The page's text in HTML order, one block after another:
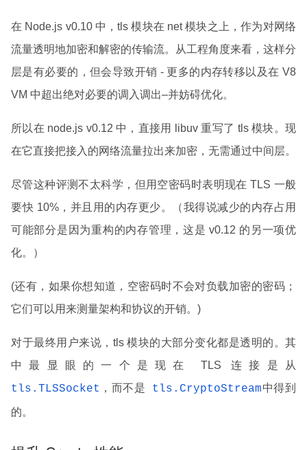
在 Node.js v0.10 中，tls 模块在 net 模块之上，作为对网络
流量透明地加密和解密的传输流。从工程角度来看，这样分
层是有必要的，但会导致开销 - 更多的内存转移以及在 V8
VM 中超出绝对必要的调入调出–并妨碍优化。
所以在 node.js v0.12 中，直接用 libuv 重写了 tls 模块。现
在它直接把接入的网络流量拉出来加密，无需通过中间层。
尽管这种评测不太科学，但用空密码时表明现在 TLS 一般
要快 10%，并且用的内存更少。（我得说减少的内存占用
可能部分是因为重构的内存管理，这是 v0.12 的另一项优
化。）
(还有，如果你想知道，空密码时不会对负载加密的密码；
它们可以用来测量架构和协议的开销。)
对于最终用户来说，tls 模块的大部分变化都是透明的。其
中最显眼的一个是现在 TLS 连接是从
tls.TLSSocket ，而不是 tls.CryptoStream中得到
的。